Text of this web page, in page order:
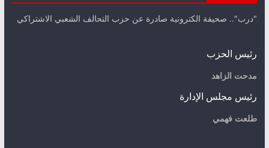
"درب".. صحيفة الكترونية صادرة عن حزب التحالف الشعبي الاشتراكي
رئيس الحزب
مدحت الزاهد
رئيس مجلس الإدارة
طلعت فهمي